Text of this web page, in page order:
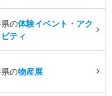
の体験イベント・アク
ティ
の物産展